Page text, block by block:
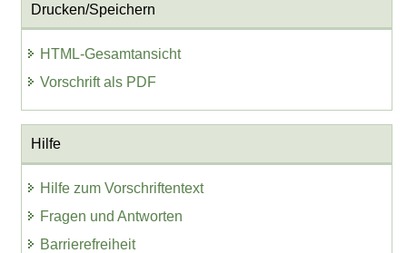
Drucken/Speichern
HTML-Gesamtansicht
Vorschrift als PDF
Hilfe
Hilfe zum Vorschriftentext
Fragen und Antworten
Barrierefreiheit